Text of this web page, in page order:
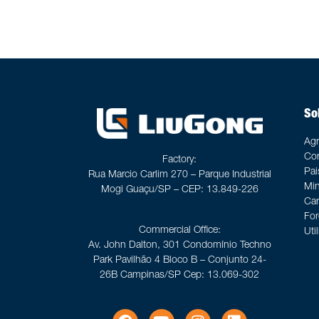
Factory:
Rua Marcio Carlim 270 – Parque Industrial
Mogi Guaçu/SP – CEP: 13.849-226
Commercial Office:
Av. John Dalton, 301 Condomínio Techno
Park Pavilhão 4 Bloco B – Conjunto 24-
26B Campinas/SP Cep: 13.069-302